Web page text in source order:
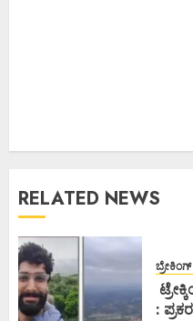
RELATED NEWS
: